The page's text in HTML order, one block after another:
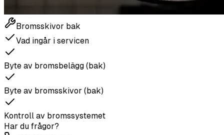
Bromsskivor bak
Vad ingår i servicen
Byte av bromsbelägg (bak)
Byte av bromsskivor (bak)
Kontroll av bromssystemet
Har du frågor?